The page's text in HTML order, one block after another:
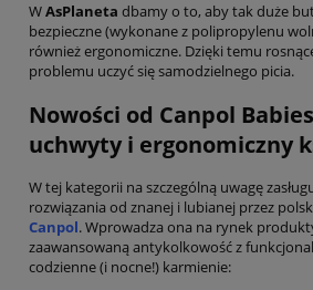
WAsPlaneta dbamy o to, aby tak duże
bezpieczne (wykonane z polipropylenu
również ergonomiczne. Dzięki temu
problemu uczyć się samodzielnego picia.
Nowości od Canpol
uchwyty i ergonomiczny
W tej kategorii na szczególną uwagę
rozwiązania od znanej i lubianej przez
Canpol. Wprowadza ona na rynek
zaawansowaną antykolkowość z
codzienne (i nocne!) karmienie: